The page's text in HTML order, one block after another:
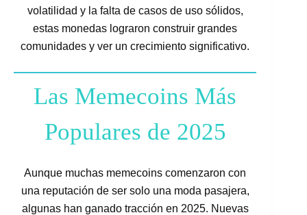
volatilidad y la falta de casos de uso sólidos,
estas monedas lograron construir grandes
comunidades y ver un crecimiento significativo.
Las Memecoins Más
Populares de 2025
Aunque muchas memecoins comenzaron con
una reputación de ser solo una moda pasajera,
algunas han ganado tracción en 2025. Nuevas